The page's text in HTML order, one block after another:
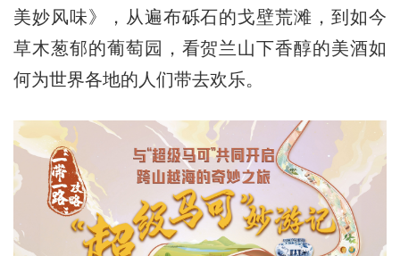
美妙风味》，从遍布砾石的戈壁荒滩，到如今
草木葱郁的葡萄园，看贺兰山下香醇的美酒如
何为世界各地的人们带去欢乐。